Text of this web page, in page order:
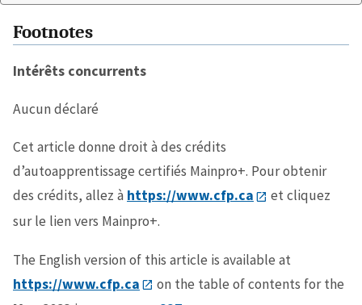
Footnotes
Intérêts concurrents
Aucun déclaré
Cet article donne droit à des crédits
d’autoapprentissage certifiés Mainpro+. Pour obtenir
des crédits, allez à https://www.cfp.ca
et cliquez
sur le lien vers Mainpro+.
The English version of this article is available at
https://www.cfp.ca
on the table of contents for the